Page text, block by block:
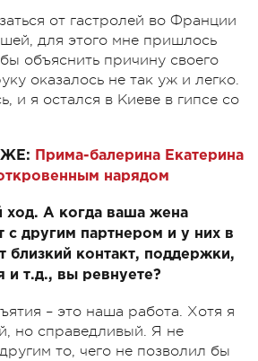
от гастролей во Франции
для этого мне пришлось
объяснить причину своего
оказалось не так уж и легко.
и я остался в Киеве в гипсе со
Прима-балерина Екатерина
нарядом
ход. А когда ваша жена
с другим партнером и у них в
близкий контакт, поддержки,
и т.д., вы ревнуете?
– это наша работа. Хотя я
но справедливый. Я не
то, чего не позволил бы